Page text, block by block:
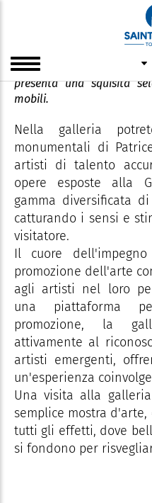
La Galerie SOL è un
presenta una squisita
mobili.
Nella galleria
monumentali di
artisti di talento
opere esposte alla
gamma diversificata
catturando i sensi e
visitatore.
Il cuore
promozione dell'arte
agli artisti nel loro
una piattaforma
promozione, la
attivamente al
artisti emergenti,
un'esperienza
Una visita alla
semplice mostra
tutti gli effetti, dove
si fondono per